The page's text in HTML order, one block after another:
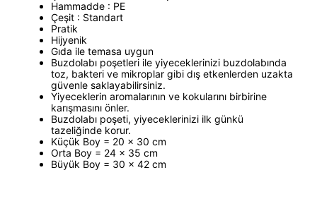
Hammadde : PE
Çeşit : Standart
Pratik
Hijyenik
Gıda ile temasa uygun
Buzdolabı poşetleri ile yiyeceklerinizi buzdolabında
toz, bakteri ve mikroplar gibi dış etkenlerden uzakta
güvenle saklayabilirsiniz.
Yiyeceklerin aromalarının ve kokularını birbirine
karışmasını önler.
Buzdolabı poşeti, yiyeceklerinizi ilk günkü
tazeliğinde korur.
Küçük Boy = 20 x 30 cm
Orta Boy = 24 x 35 cm
Büyük Boy = 30 x 42 cm